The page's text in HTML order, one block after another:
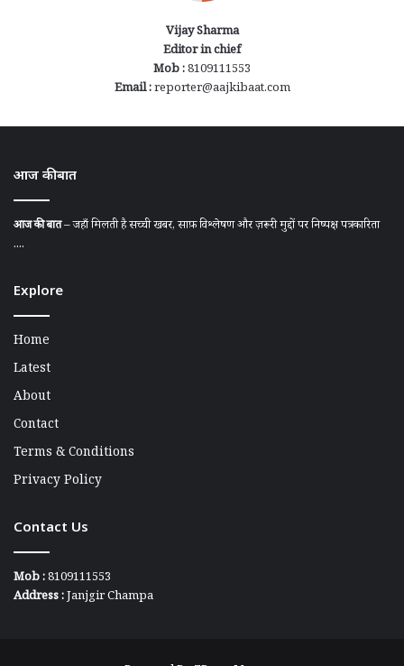
Vijay Sharma
Editor in chief
Mob :8109111553
Email :reporter@aajkibaat.com
आज की बात
आज की बात– जहाँ मिलती है सच्ची खबर, साफ़ विश्लेषण और ज़रूरी मुद्दों पर निष्पक्ष पत्रकारिता
....
Explore
Home
Latest
About
Contact
Terms & Conditions
Privacy Policy
Contact Us
Mob :8109111553
Address :Janjgir Champa